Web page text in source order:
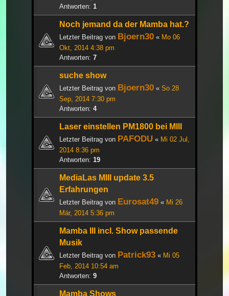
Antworten: 1
Noch jemand da der Mamba hat.?
Letzter Beitrag von Bjoern30 « Mo 06
Okt, 2014 4:38 pm
Antworten: 7
suche show
Letzter Beitrag von Bjoern30 « So 28
Sep, 2014 7:30 pm
Antworten: 4
Laser einstellen PM1800 bei MIII
Letzter Beitrag von PAFODU « Mi 02 Jul,
2014 8:36 pm
Antworten: 19
MediaLas MIII update 3.5
Erfahrungen
Letzter Beitrag von Eurosat49 « Mi 26
Mär, 2014 5:36 pm
Mamba III incl. Show passende
Musik
Letzter Beitrag von Patrick93 « Mi 05
Feb, 2014 10:54 am
Antworten: 9
Mamba Shows